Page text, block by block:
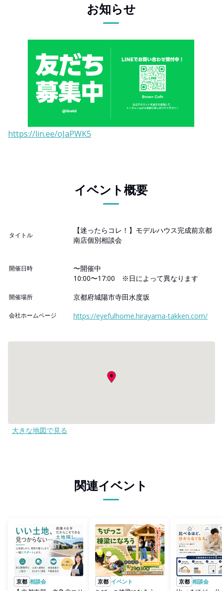
お知らせ
https://lin.ee/oJaPWK5
イベント概要
タイトル
【迷ったらコレ！】モデルハウス完成前京都
南店個別相談会
開催日時
〜開催中
10:00〜17:00 ※日によって異なります
開催場所 京都府城陽市寺田水度坂
会社ホームページ https://eyefulhome.hirayama-takken.com/
大きな地図で見る
関連イベント
京都 相談会 京都 イベント 京都 相談会